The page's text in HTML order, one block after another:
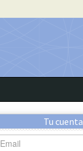
Tu cuenta